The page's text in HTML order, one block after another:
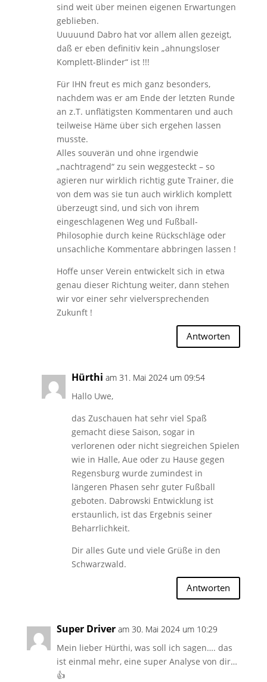
sind weit über meinen eigenen Erwartungen
geblieben.
Uuuuund Dabro hat vor allem allen gezeigt,
daß er eben definitiv kein „ahnungsloser
Komplett-Blinder“ ist !!!
Für IHN freut es mich ganz besonders,
nachdem was er am Ende der letzten Runde
an z.T. unflätigsten Kommentaren und auch
teilweise Häme über sich ergehen lassen
musste.
Alles souverän und ohne irgendwie
„nachtragend“ zu sein weggesteckt – so
agieren nur wirklich richtig gute Trainer, die
von dem was sie tun auch wirklich komplett
überzeugt sind, und sich von ihrem
eingeschlagenen Weg und Fußball-
Philosophie durch keine Rückschläge oder
unsachliche Kommentare abbringen lassen !
Hoffe unser Verein entwickelt sich in etwa
genau dieser Richtung weiter, dann stehen
wir vor einer sehr vielversprechenden
Zukunft !
Antworten
Hürthi am 31. Mai 2024 um 09:54
Hallo Uwe,
das Zuschauen hat sehr viel Spaß
gemacht diese Saison, sogar in
verlorenen oder nicht siegreichen Spielen
wie in Halle, Aue oder zu Hause gegen
Regensburg wurde zumindest in
längeren Phasen sehr guter Fußball
geboten. Dabrowski Entwicklung ist
erstaunlich, ist das Ergebnis seiner
Beharrlichkeit.
Dir alles Gute und viele Grüße in den
Schwarzwald.
Antworten
Super Driver am 30. Mai 2024 um 10:29
Mein lieber Hürthi, was soll ich sagen…. das
ist einmal mehr, eine super Analyse von dir…
👍